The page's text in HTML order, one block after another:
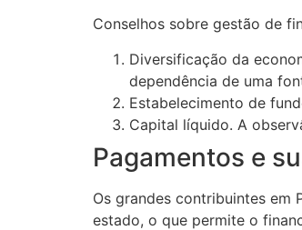
Conselhos sobre gestão de
Diversificação da
dependência de uma
Estabelecimento de
Capital líquido. A
Pagamentos e
Os grandes contribuintes em
estado, o que permite o